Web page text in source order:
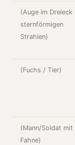
(Auge im Dreieck
sternförmigen
Strahlen)
(Fuchs / Tier)
(Mann/Soldat mit
Fahne)